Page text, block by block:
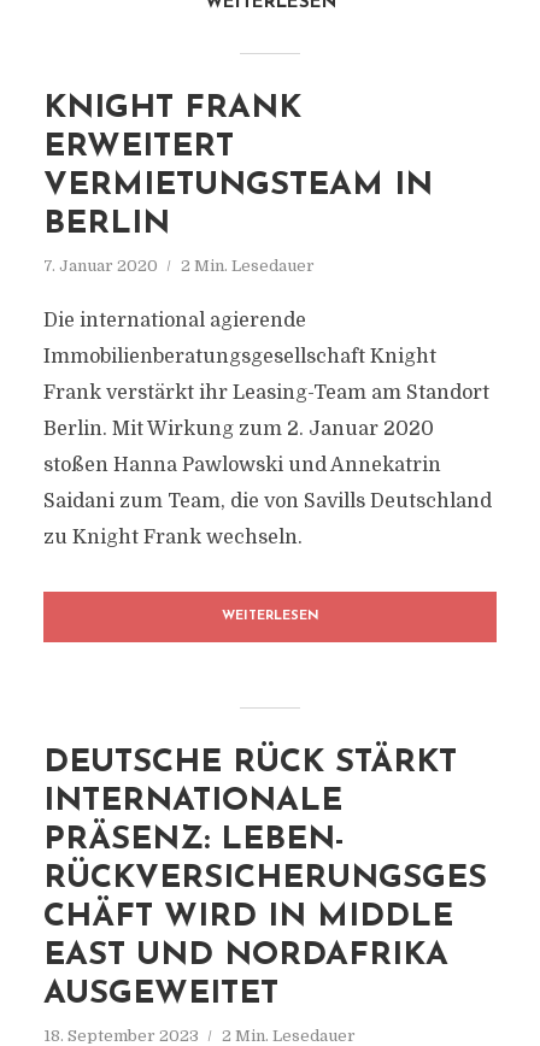
KNIGHT FRANK
ERWEITERT
VERMIETUNGSTEAM IN
BERLIN
7. Januar 2020 2 Min. Lesedauer
Die international agierende
Immobilienberatungsgesellschaft Knight
Frank verstärkt ihr Leasing-Team am Standort
Berlin. Mit Wirkung zum 2. Januar 2020
stoßen Hanna Pawlowski und Annekatrin
Saidani zum Team, die von Savills Deutschland
zu Knight Frank wechseln.
WEITERLESEN
DEUTSCHE RÜCK STÄRKT
INTERNATIONALE
PRÄSENZ: LEBEN-
RÜCKVERSICHERUNGSGES
CHÄFT WIRD IN MIDDLE
EAST UND NORDAFRIKA
AUSGEWEITET
18. September 2023 2 Min. Lesedauer